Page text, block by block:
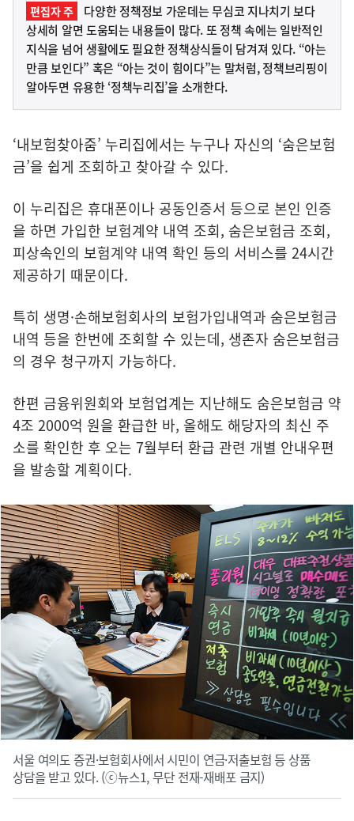
편집자 주
다양한 정책정보 가운데는 무심코 지나치기 보다
상세히 알면 도움되는 내용들이 많다. 또 정책 속에는 일반적인
지식을 넘어 생활에도 필요한 정책상식들이 담겨져 있다. “아는
만큼 보인다” 혹은 “아는 것이 힘이다”는 말처럼, 정책브리핑이
알아두면 유용한 ‘정책누리집’을 소개한다.
‘내보험찾아줌’ 누리집에서는 누구나 자신의 ‘숨은보험
금’을 쉽게 조회하고 찾아갈 수 있다.
이 누리집은 휴대폰이나 공동인증서 등으로 본인 인증
을 하면 가입한 보험계약 내역 조회, 숨은보험금 조회,
피상속인의 보험계약 내역 확인 등의 서비스를 24시간
제공하기 때문이다.
특히 생명·손해보험회사의 보험가입내역과 숨은보험금
내역 등을 한번에 조회할 수 있는데, 생존자 숨은보험금
의 경우 청구까지 가능하다.
한편 금융위원회와 보험업계는 지난해도 숨은보험금 약
4조 2000억 원을 환급한 바, 올해도 해당자의 최신 주
소를 확인한 후 오는 7월부터 환급 관련 개별 안내우편
을 발송할 계획이다.
서울 여의도 증권·보험회사에서 시민이 연금·저출보험 등 상품
상담을 받고 있다. (ⓒ뉴스1, 무단 전재-재배포 금지)